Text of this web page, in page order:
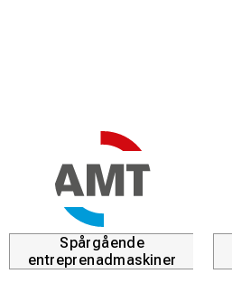
Spårgående
entreprenadmaskiner